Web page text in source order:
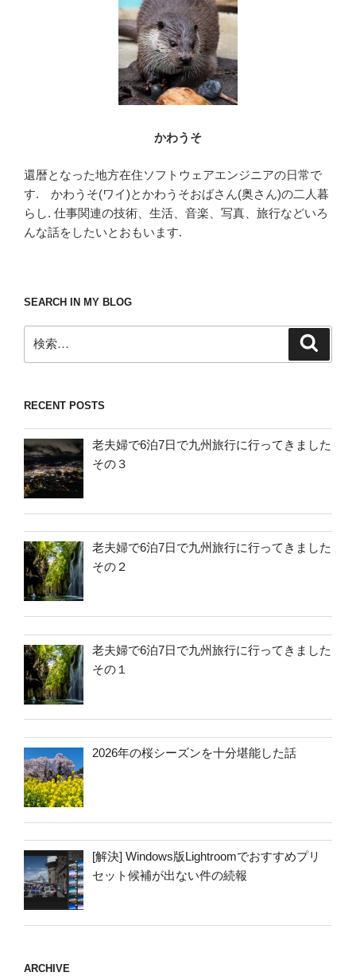
かわうそ
還暦となった地方在住ソフトウェアエンジニアの日常で
す. かわうそ(ワイ)とかわうそおばさん(奥さん)の二人暮
らし. 仕事関連の技術、生活、音楽、写真、旅行などいろ
んな話をしたいとおもいます.
SEARCH IN MY BLOG
索:
RECENT POSTS
老夫婦で6泊7日で九州旅行に行ってきました
その３
老夫婦で6泊7日で九州旅行に行ってきました
その２
老夫婦で6泊7日で九州旅行に行ってきました
その１
2026年の桜シーズンを十分堪能した話
[解決] Windows版Lightroomでおすすめプリ
セット候補が出ない件の続報
ARCHIVE